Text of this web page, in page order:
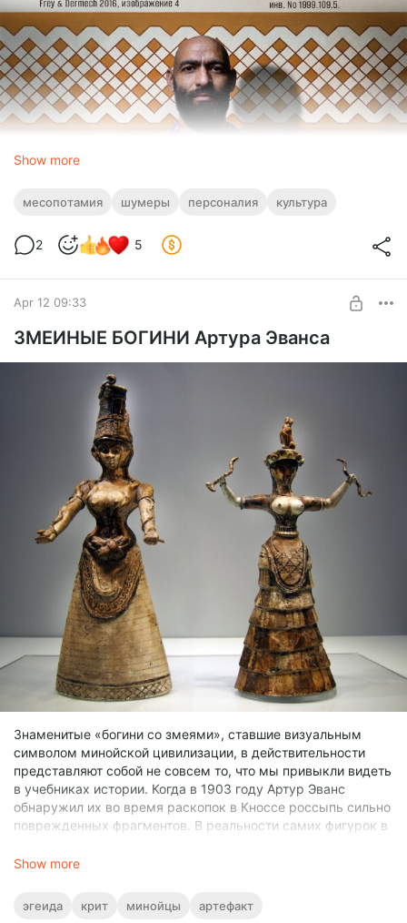
Show more
месопотамия шумеры персоналия культура
2 5
Apr 12 09:33
ЗМЕИНЫЕ БОГИНИ Артура Эванса
Знаменитые «богини со змеями», ставшие визуальным
символом минойской цивилизации, в действительности
представляют собой не совсем то, что мы привыкли видеть
в учебниках истории. Когда в 1903 году Артур Эванс
обнаружил их во время раскопок в Кноссе россыпь сильно
поврежденных фрагментов. В реальности самих фигурок в
распоряжении археологов оказались лишь изолированные
обломки разных предметов, и уже на уровне исходных
данных это был набор фрагментов из одного депозита, а не
Show more
эгеида крит минойцы артефакт